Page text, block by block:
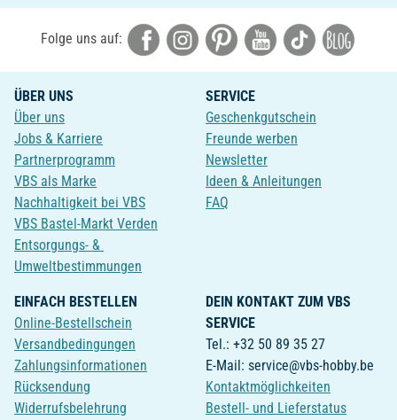
Folge uns auf:
ÜBER UNS
Über uns
Jobs & Karriere
Partnerprogramm
VBS als Marke
Nachhaltigkeit bei VBS
VBS Bastel-Markt Verden
Entsorgungs- &
Umweltbestimmungen
SERVICE
Geschenkgutschein
Freunde werben
Newsletter
Ideen & Anleitungen
FAQ
EINFACH BESTELLEN
Online-Bestellschein
Versandbedingungen
Zahlungsinformationen
Rücksendung
Widerrufsbelehrung
DEIN KONTAKT ZUM VBS
SERVICE
Tel.: +32 50 89 35 27
E-Mail: service@vbs-hobby.be
Kontaktmöglichkeiten
Bestell- und Lieferstatus